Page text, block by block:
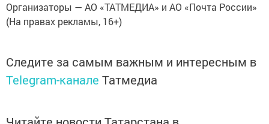
Организаторы — АО «ТАТМЕДИА» и АО «Почта России»
(На правах рекламы, 16+)
Следите за самым важным и интересным в
Telegram-канале Татмедиа